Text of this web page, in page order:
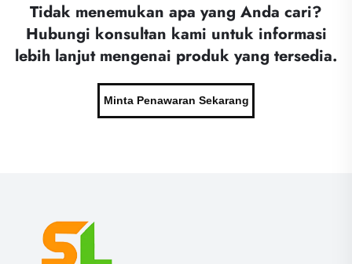
Tidak menemukan apa yang Anda cari?
Hubungi konsultan kami untuk informasi
lebih lanjut mengenai produk yang tersedia.
Minta Penawaran Sekarang